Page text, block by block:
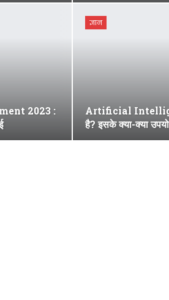
2023 :
ज्ञान
Artificial
है? इसके क्या-क्या